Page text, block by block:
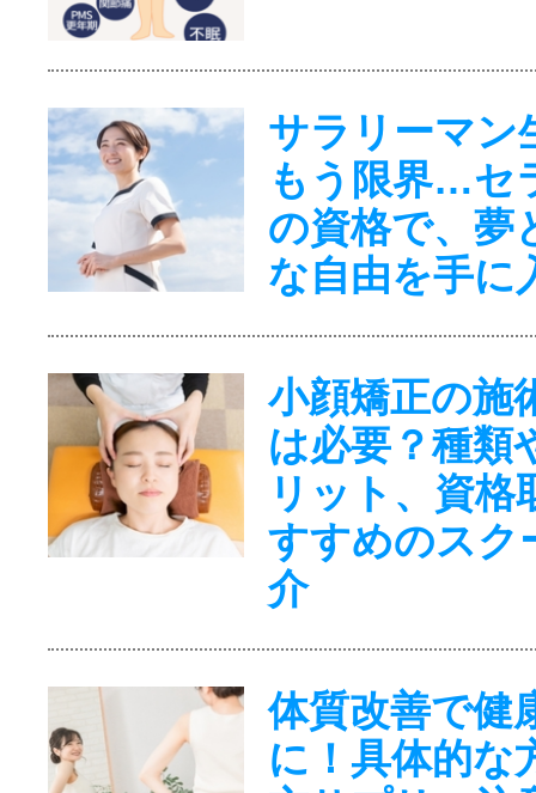
サラリーマン
もう限界…セ
の資格で、夢
な自由を手に
小顔矯正の施
は必要？種類
リット、資格
すすめのスク
介
体質改善で健
に！具体的な